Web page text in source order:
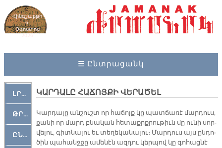
Հինգշաբթի
6,
Օգոստոս
2026
☰ Ընտրացանկ
ԼՐԱՀՈՍ
ԹՐՔԱՀԱՅ ԿԵԱՆՔ
ԸՆԿԵՐԱՄՇԱԿՈՒԹԱՅԻՆ
ԿԱՐԴԱԼԸ ՀԱՃՈՅՔԻ ՎԵՐԱԾԵԼ
Կար­դա­լը ան­շուշտ որ հա­ճոյք կը պատ­ճա­ռէ մար­դուս,
քա­նի որ մարդ բնա­կան հե­տաքրք­րու­թիւն մը ու­նի սոր­
վե­լու, գիտ­նա­լու եւ տե­ղե­կա­նա­լու։ Մար­դուս այս ըն­դո­
ծին պա­հանջ­քը ա­մե­նէն ազ­դու կեր­պով կը գո­հաց­նէ